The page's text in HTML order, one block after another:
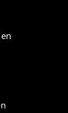
als
für den